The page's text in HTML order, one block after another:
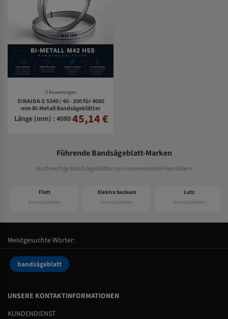
0 Bewertungen
SINAIDA G 5340 / 40 - 200 für 4080
mm Bi-Metall Bandsägeblätter
Länge (mm) : 408045,14 €
Führende Bandsägeblatt-Marken
Hochwertige Bandsägeblätter von renommierten Herstellern
Flott
Bandsägeblätter
Elektra beckum
Bandsägeblätter
Lutz
Bandsägeblätter
Meistgesuchte Wörter:
bandsägeblatt
UNSERE KONTAKTINFORMATIONEN
KUNDENDIENST